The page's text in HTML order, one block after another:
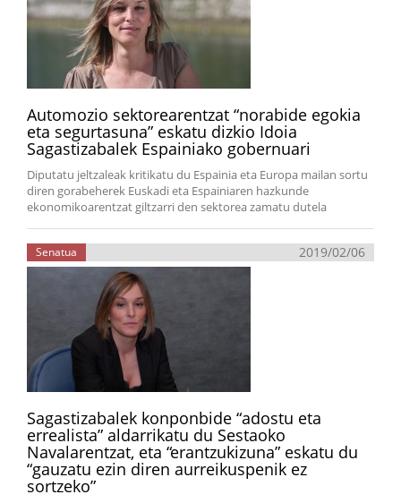
Automozio sektorearentzat “norabide egokia
eta segurtasuna” eskatu dizkio Idoia
Sagastizabalek Espainiako gobernuari
Diputatu jeltzaleak kritikatu du Espainia eta Europa mailan sortu
diren gorabeherek Euskadi eta Espainiaren hazkunde
ekonomikoarentzat giltzarri den sektorea zamatu dutela
Senatua 2019/02/06
Sagastizabalek konponbide “adostu eta
errealista” aldarrikatu du Sestaoko
Navalarentzat, eta “erantzukizuna” eskatu du
“gauzatu ezin diren aurreikuspenik ez
sortzeko”